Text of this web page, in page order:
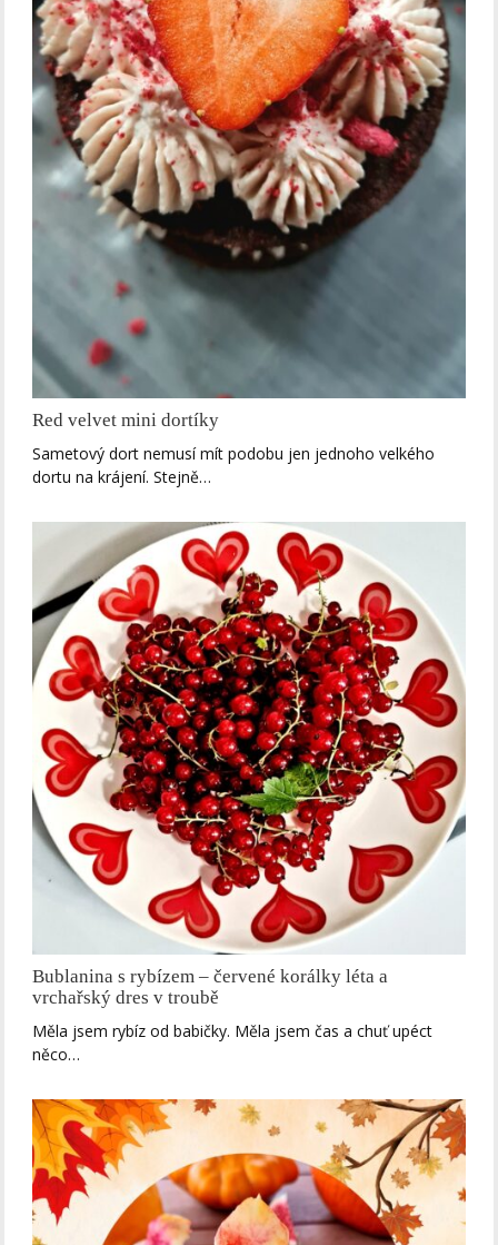
Red velvet mini dortíky
Sametový dort nemusí mít podobu jen jednoho velkého
dortu na krájení. Stejně…
Bublanina s rybízem – červené korálky léta a
vrchařský dres v troubě
Měla jsem rybíz od babičky. Měla jsem čas a chuť upéct
něco…